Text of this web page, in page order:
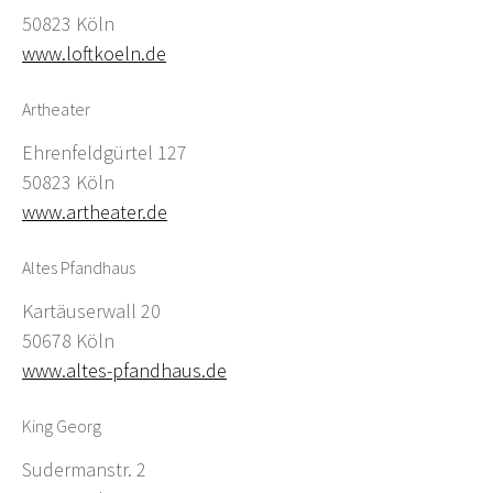
50823 Köln
www.loftkoeln.de
Artheater
Ehrenfeldgürtel 127
50823 Köln
www.artheater.de
Altes Pfandhaus
Kartäuserwall 20
50678 Köln
www.altes-pfandhaus.de
King Georg
Sudermanstr. 2